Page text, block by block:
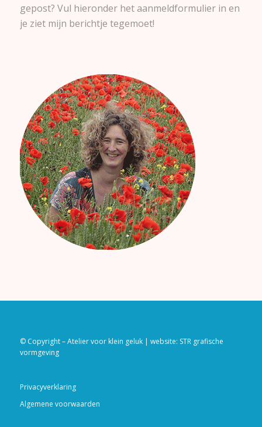
gepost? Vul hieronder het aanmeldformulier in en
je ziet mijn berichtje tegemoet!
© Copyright – Atelier voor klein geluk | website: STR grafische
vormgeving
Privacyverklaring
Algemene voorwaarden